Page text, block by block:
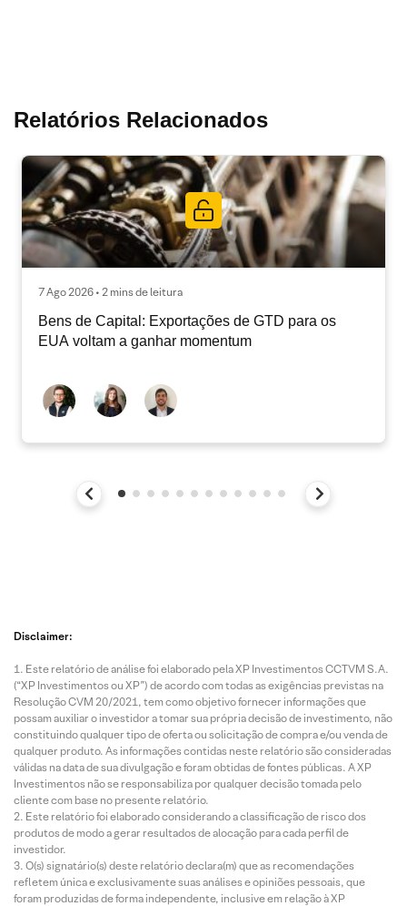
Relatórios Relacionados
7 Ago 2026 • 2 mins de leitura
Bens de Capital: Exportações de GTD para os
EUA voltam a ganhar momentum
Disclaimer:
Este relatório de análise foi elaborado pela XP Investimentos CCTVM S.A.
(“XP Investimentos ou XP”) de acordo com todas as exigências previstas na
Resolução CVM 20/2021, tem como objetivo fornecer informações que
possam auxiliar o investidor a tomar sua própria decisão de investimento, não
constituindo qualquer tipo de oferta ou solicitação de compra e/ou venda de
qualquer produto. As informações contidas neste relatório são consideradas
válidas na data de sua divulgação e foram obtidas de fontes públicas. A XP
Investimentos não se responsabiliza por qualquer decisão tomada pelo
cliente com base no presente relatório.
Este relatório foi elaborado considerando a classificação de risco dos
produtos de modo a gerar resultados de alocação para cada perfil de
investidor.
O(s) signatário(s) deste relatório declara(m) que as recomendações
refletem única e exclusivamente suas análises e opiniões pessoais, que
foram produzidas de forma independente, inclusive em relação à XP